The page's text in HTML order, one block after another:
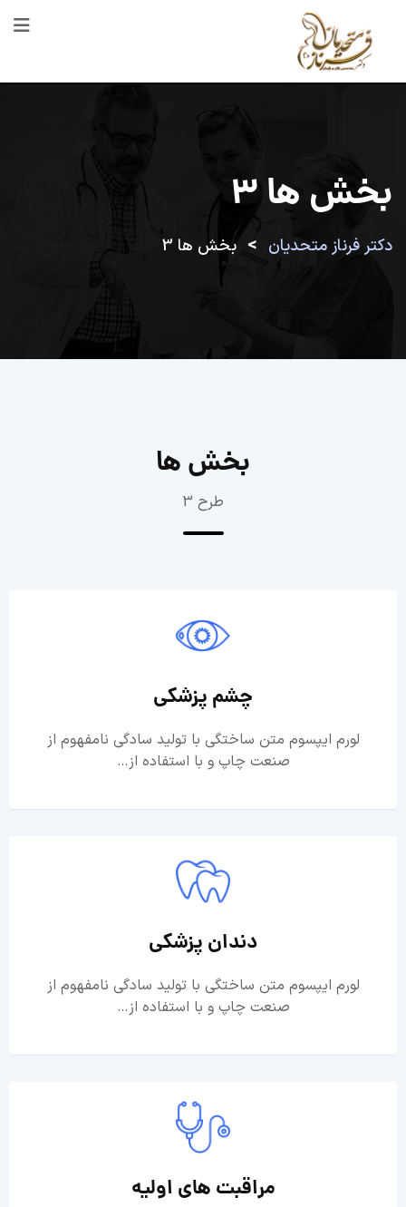
بخش ها 3
دکتر فرناز متحدیان > بخش ها 3
بخش ها
طرح 3
چشم پزشکی
لورم ایپسوم متن ساختگی با تولید سادگی نامفهوم از
صنعت چاپ و با استفاده از…
دندان پزشکی
لورم ایپسوم متن ساختگی با تولید سادگی نامفهوم از
صنعت چاپ و با استفاده از…
مراقبت های اولیه